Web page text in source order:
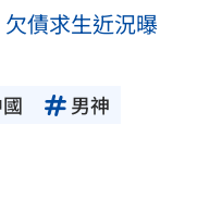
債求生近況曝
男神